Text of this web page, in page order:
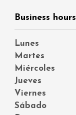
Business hours
Lunes
Martes
Miércoles
Jueves
Viernes
Sábado